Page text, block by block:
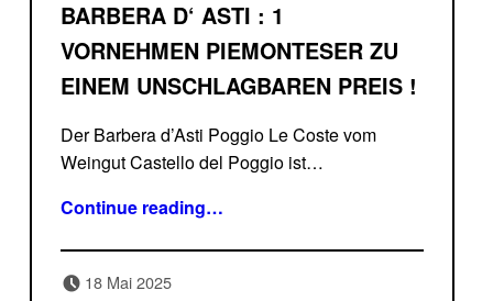
BARBERA D‘ ASTI : 1
VORNEHMEN PIEMONTESER ZU
EINEM UNSCHLAGBAREN PREIS !
Der Barbera d’Asti Poggio Le Coste vom
Weingut Castello del Poggio ist…
Continue reading“Barbera D‘ Asti : 1 vornehmen Piemonteser zu einem unschlagbaren Preis !”
…
18 Mai 2025